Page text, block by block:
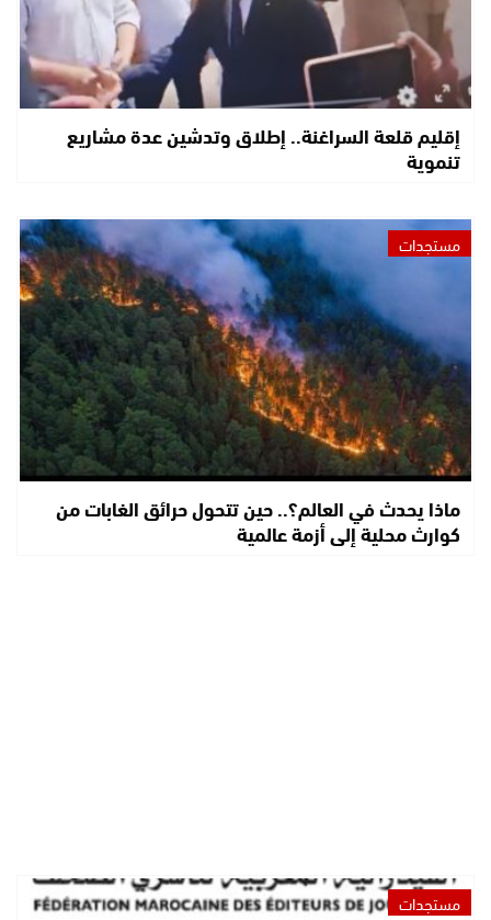
إقليم قلعة السراغنة.. إطلاق وتدشين عدة مشاريع
تنموية
مستجدات
ماذا يحدث في العالم؟.. حين تتحول حرائق الغابات من
كوارث محلية إلى أزمة عالمية
مستجدات